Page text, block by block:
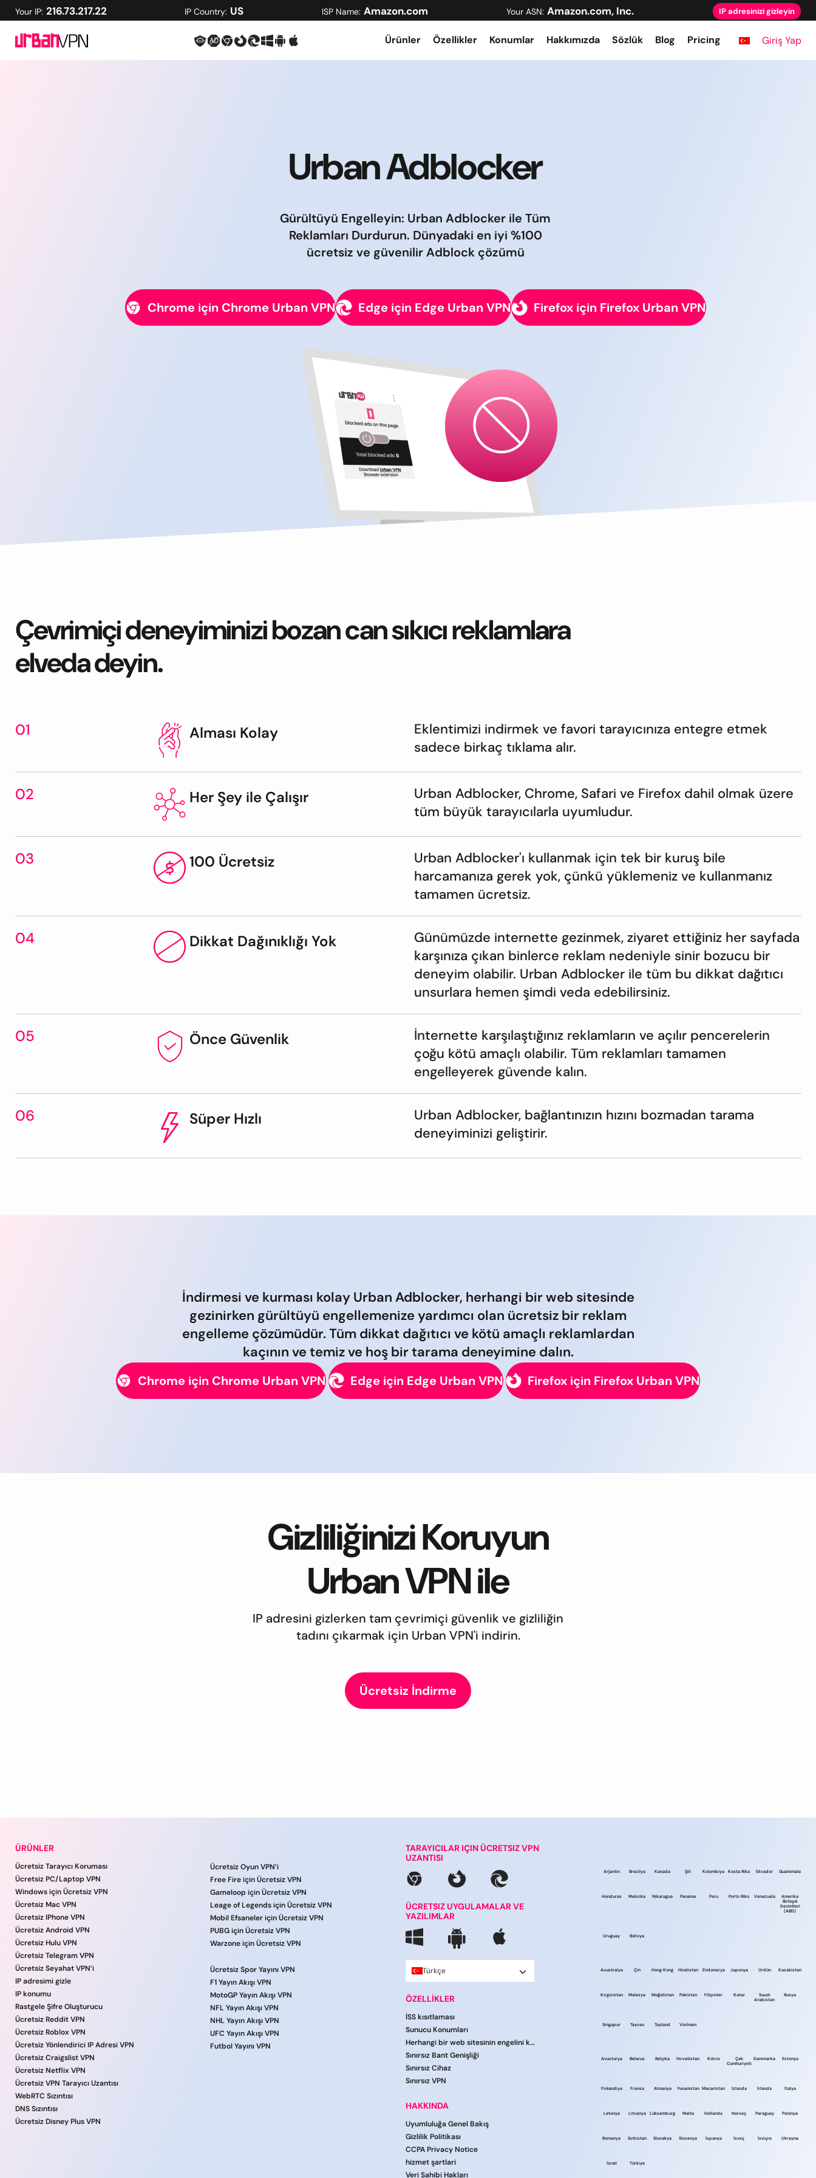
Your IP: 216.73.217.22 IP Country: US ISP Name: Amazon.com Your ASN: Amazon.com, Inc. IP adresinizi gizleyin
Ürünler Özellikler Konumlar Hakkımızda Sözlük Blog Pricing Giriş Yap
Urban Adblocker
Gürültüyü Engelleyin: Urban Adblocker ile Tüm
Reklamları Durdurun. Dünyadaki en iyi %100
ücretsiz ve güvenilir Adblock çözümü
Chrome için Chrome Urban VPN Edge için Edge Urban VPN Firefox için Firefox Urban VPN
Çevrimiçi deneyiminizi bozan can sıkıcı reklamlara
elveda deyin.
01 Alması Kolay
Eklentimizi indirmek ve favori tarayıcınıza entegre etmek
sadece birkaç tıklama alır.
02 Her Şey ile Çalışır
Urban Adblocker, Chrome, Safari ve Firefox dahil olmak üzere
tüm büyük tarayıcılarla uyumludur.
03 100 Ücretsiz
Urban Adblocker'ı kullanmak için tek bir kuruş bile
harcamanıza gerek yok, çünkü yüklemeniz ve kullanmanız
tamamen ücretsiz.
04 Dikkat Dağınıklığı Yok
Günümüzde internette gezinmek, ziyaret ettiğiniz her sayfada
karşınıza çıkan binlerce reklam nedeniyle sinir bozucu bir
deneyim olabilir. Urban Adblocker ile tüm bu dikkat dağıtıcı
unsurlara hemen şimdi veda edebilirsiniz.
05 Önce Güvenlik
İnternette karşılaştığınız reklamların ve açılır pencerelerin
çoğu kötü amaçlı olabilir. Tüm reklamları tamamen
engelleyerek güvende kalın.
06 Süper Hızlı
Urban Adblocker, bağlantınızın hızını bozmadan tarama
deneyiminizi geliştirir.
İndirmesi ve kurması kolay Urban Adblocker, herhangi bir web sitesinde
gezinirken gürültüyü engellemenize yardımcı olan ücretsiz bir reklam
engelleme çözümüdür. Tüm dikkat dağıtıcı ve kötü amaçlı reklamlardan
kaçının ve temiz ve hoş bir tarama deneyimine dalın.
Chrome için Chrome Urban VPN Edge için Edge Urban VPN Firefox için Firefox Urban VPN
Gizliliğinizi Koruyun
Urban VPN ile
IP adresini gizlerken tam çevrimiçi güvenlik ve gizliliğin
tadını çıkarmak için Urban VPN'i indirin.
Ücretsiz İndirme
ÜRÜNLER
Ücretsiz Tarayıcı Koruması
Ücretsiz PC/Laptop VPN
Windows için Ücretsiz VPN
Ücretsiz Mac VPN
Ücretsiz IPhone VPN
Ücretsiz Android VPN
Ücretsiz Hulu VPN
Ücretsiz Telegram VPN
Ücretsiz Seyahat VPN’i
IP adresimi gizle
IP konumu
Rastgele Şifre Oluşturucu
Ücretsiz Reddit VPN
Ücretsiz Roblox VPN
Ücretsiz Yönlendirici IP Adresi VPN
Ücretsiz Craigslist VPN
Ücretsiz Netflix VPN
Ücretsiz VPN Tarayıcı Uzantısı
WebRTC Sızıntısı
DNS Sızıntısı
Ücretsiz Disney Plus VPN
Ücretsiz Oyun VPN’i
Free Fire için Ücretsiz VPN
Gameloop için Ücretsiz VPN
Leage of Legends için Ücretsiz VPN
Mobil Efsaneler için Ücretsiz VPN
PUBG için Ücretsiz VPN
Warzone için Ücretsiz VPN
Ücretsiz Spor Yayını VPN
F1 Yayın Akışı VPN
MotoGP Yayın Akışı VPN
NFL Yayın Akışı VPN
NHL Yayın Akışı VPN
UFC Yayın Akışı VPN
Futbol Yayını VPN
TARAYICILAR IÇIN ÜCRETSIZ VPN
UZANTISI
ÜCRETSIZ UYGULAMALAR VE
YAZILIMLAR
Türkçe
ÖZELLİKLER
İSS kısıtlaması
Sunucu Konumları
Herhangi bir web sitesinin engelini kaldırın
Sınırsız Bant Genişliği
Sınırsız Cihaz
Sınırsız VPN
HAKKINDA
Uyumluluğa Genel Bakış
Gizlilik Politikası
CCPA Privacy Notice
hi̇zmet şartlari
Veri Sahibi Hakları
Arjantin Brezilya Kanada Şili Kolombiya Kosta Rika Ekvador Guatemala
Honduras Meksika Nikaragua Panama Peru Porto Riko Venezuela
Amerika
Birleşik
Devletleri
(ABD)
Uruguay Bolivya
Avustralya Çin Hong Kong Hindistan Endonezya Japonya Ürdün Kazakistan
Kırgızistan Malezya Moğolistan Pakistan Filipinler Katar
Suudi
Arabistan
Rusya
Singapur Tayvan Tayland Vietnam
Avusturya Belarus Belçika Hırvatistan Kıbrıs
Çek
Cumhuriyeti
Danimarka Estonya
Finlandiya Fransa Almanya Yunanistan Macaristan İzlanda İrlanda İtalya
Letonya Litvanya Lüksemburg Malta Hollanda Norveç Paraguay Polonya
Romanya Sırbistan Slovakya Slovenya İspanya İsveç İsviçre Ukrayna
İsrail Türkiye